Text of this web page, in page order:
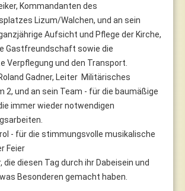
Kommandanten des
Lizum/Walchen, und an sein
Aufsicht und Pflege der Kirche,
Gastfreundschaft sowie die
Verpflegung und den Transport.
Gadner, Leiter Militärisches
2, und an sein Team - für die baumäßige
immer wieder notwendigen
- für die stimmungsvolle musikalische
Feier
die diesen Tag durch ihr Dabeisein und
Besonderen gemacht haben.